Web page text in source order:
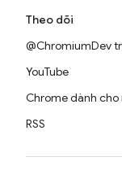
Theo dõi
@ChromiumDev
YouTube
Chrome dành cho
RSS